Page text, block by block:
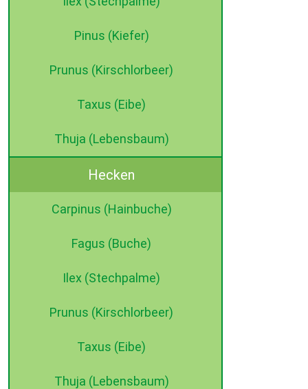
Pinus (Kiefer)
Prunus (Kirschlorbeer)
Taxus (Eibe)
Thuja (Lebensbaum)
Hecken
Carpinus (Hainbuche)
Fagus (Buche)
Ilex (Stechpalme)
Prunus (Kirschlorbeer)
Taxus (Eibe)
Thuja (Lebensbaum)